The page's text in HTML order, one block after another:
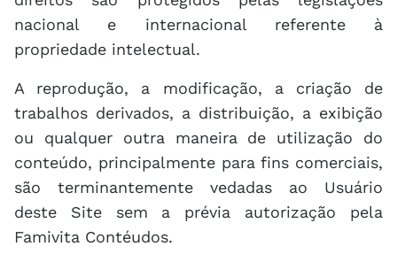
nacional e internacional referente à
propriedade intelectual.
A reprodução, a modificação, a criação de
trabalhos derivados, a distribuição, a exibição
ou qualquer outra maneira de utilização do
conteúdo, principalmente para fins comerciais,
são terminantemente vedadas ao Usuário
deste Site sem a prévia autorização pela
Famivita Contéudos.